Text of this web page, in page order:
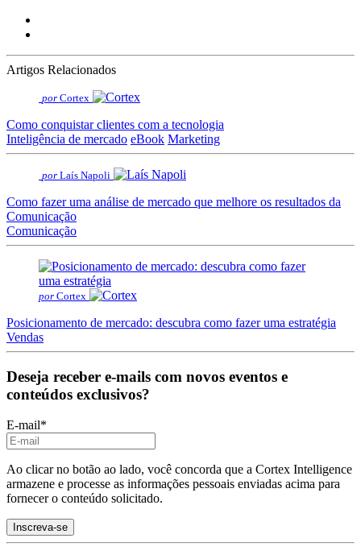
Artigos Relacionados
por Cortex
Como conquistar clientes com a tecnologia
Inteligência de mercado eBook Marketing
por Laís Napoli
Como fazer uma análise de mercado que melhore os resultados da
Comunicação
Comunicação
por Cortex
Posicionamento de mercado: descubra como fazer uma estratégia
Vendas
Deseja receber e-mails com novos eventos e
conteúdos exclusivos?
E-mail*
Ao clicar no botão ao lado, você concorda que a Cortex Intelligence
armazene e processe as informações pessoais enviadas acima para
fornecer o conteúdo solicitado.